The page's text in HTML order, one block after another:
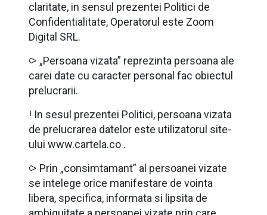
claritate, in sensul prezentei Politici de
Confidentialitate, Operatorul este Zoom
Digital SRL.
⪧ „Persoana vizata” reprezinta persoana ale
carei date cu caracter personal fac obiectul
prelucrarii.
! In sesul prezentei Politici, persoana vizata
de prelucrarea datelor este utilizatorul site-
ului www.cartela.co .
⪧ Prin „consimtamant” al persoanei vizate
se intelege orice manifestare de vointa
libera, specifica, informata si lipsita de